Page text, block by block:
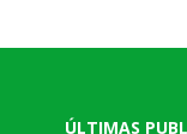
ÚLTIMAS